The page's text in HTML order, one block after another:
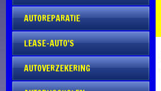
AUTOREPARATIE
LEASE-AUTO'S
AUTOVERZEKERING